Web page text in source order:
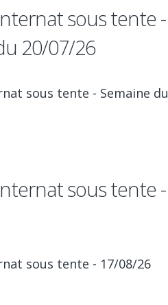
sous tente -
20/07/26
sous tente - Semaine du
sous tente -
sous tente - 17/08/26